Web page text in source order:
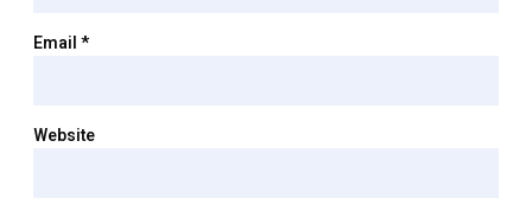
Email*
Website